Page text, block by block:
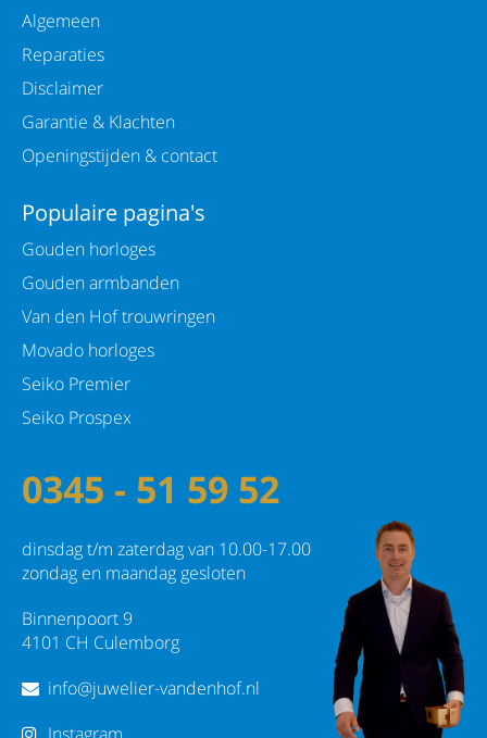
Algemeen
Reparaties
Disclaimer
Garantie & Klachten
Openingstijden & contact
Populaire pagina's
Gouden horloges
Gouden armbanden
Van den Hof trouwringen
Movado horloges
Seiko Premier
Seiko Prospex
0345 - 51 59 52
dinsdag t/m zaterdag van 10.00-17.00
zondag en maandag gesloten
Binnenpoort 9
4101 CH Culemborg
info@juwelier-vandenhof.nl